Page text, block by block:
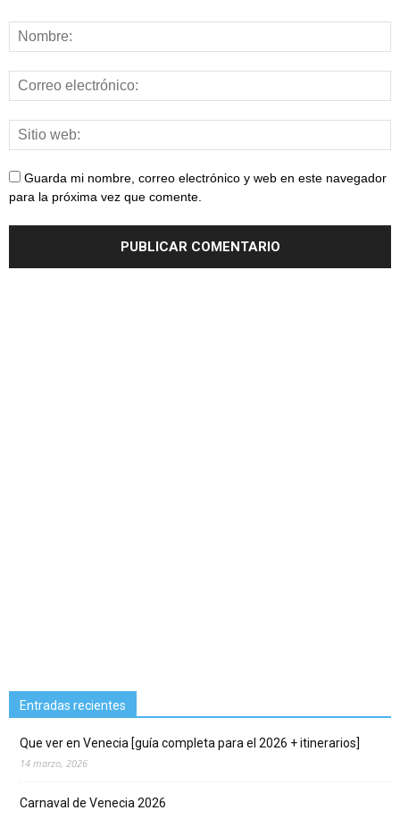
Guarda mi nombre, correo electrónico y web en este navegador
para la próxima vez que comente.
Entradas recientes
Que ver en Venecia [guía completa para el 2026 + itinerarios]
14 marzo, 2026
Carnaval de Venecia 2026